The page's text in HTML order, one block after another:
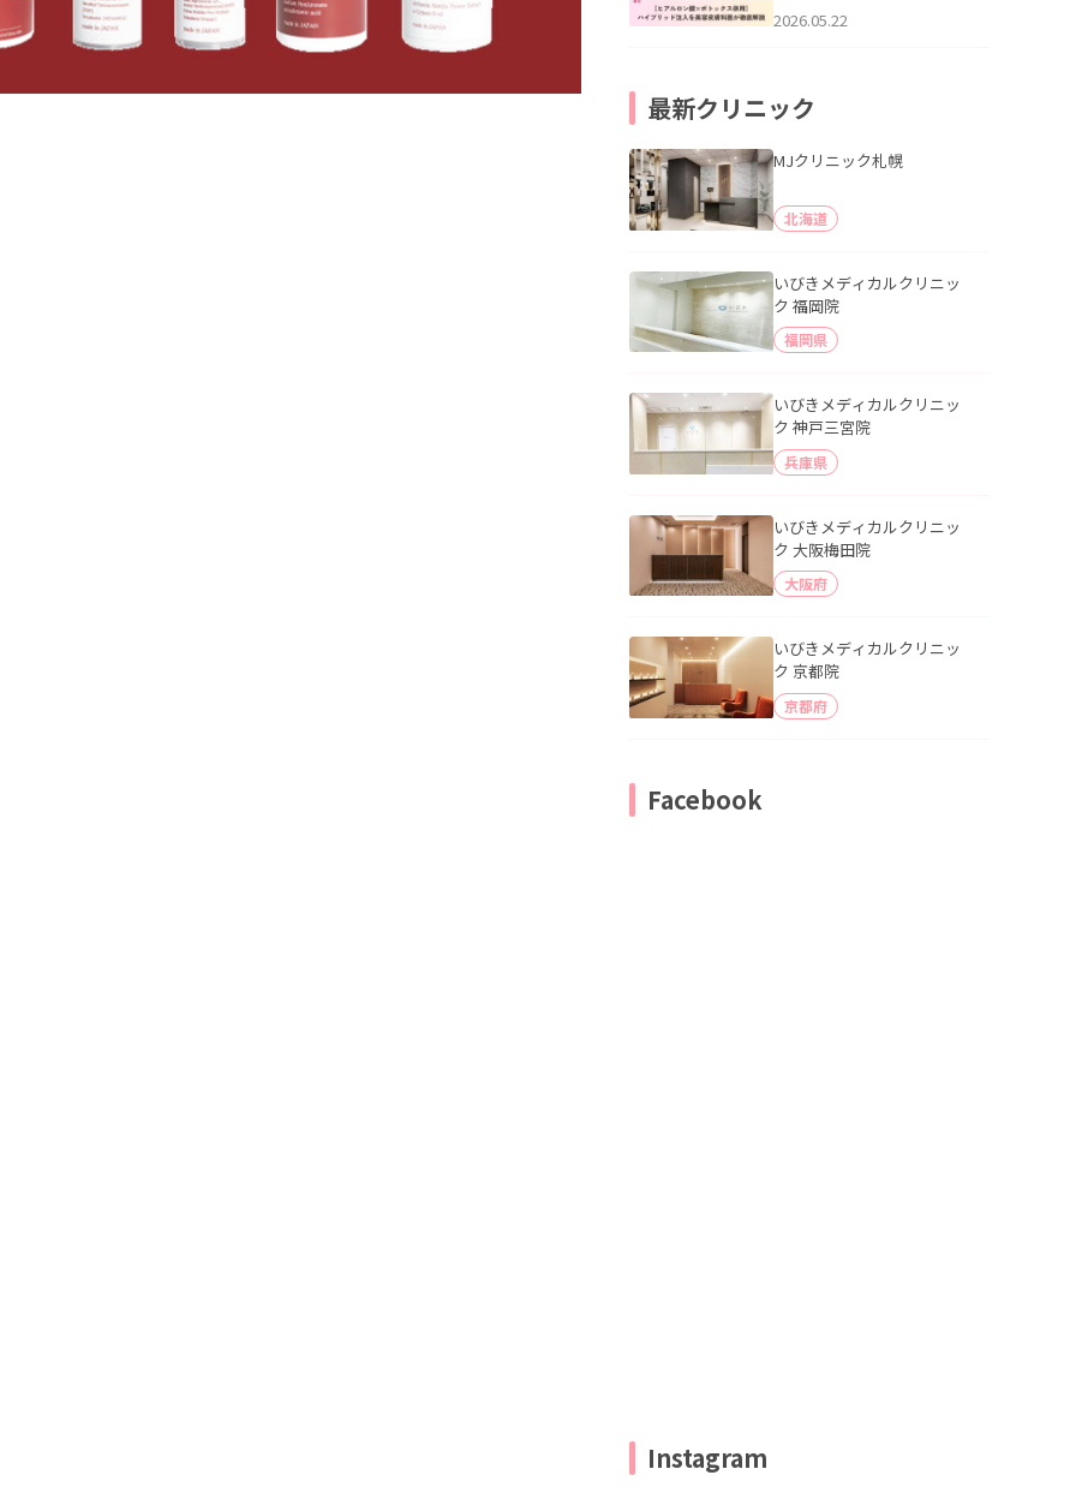
用】ハイブリッド注入を美
2026.05.22
最新クリニック
MJクリニック札幌
北海道
いびきメディカルクリニッ
ク 福岡院
福岡県
いびきメディカルクリニッ
ク 神戸三宮院
兵庫県
いびきメディカルクリニッ
ク 大阪梅田院
大阪府
いびきメディカルクリニッ
ク 京都院
京都府
Facebook
Instagram